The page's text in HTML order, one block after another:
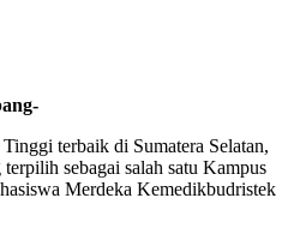
terbaik di Sumatera Selatan,
sebagai salah satu Kampus
Merdeka Kemedikbudristek